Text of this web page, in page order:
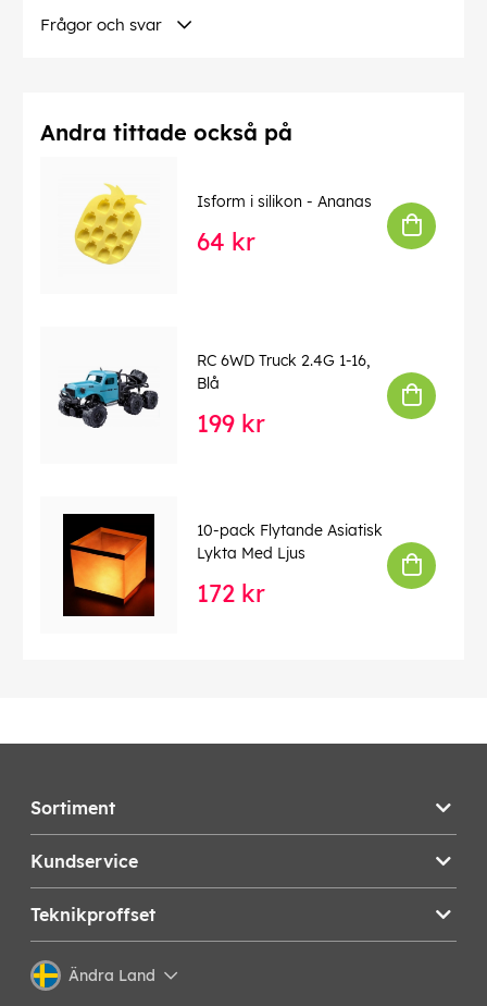
Frågor och svar
Andra tittade också på
Isform i silikon - Ananas
64 kr
RC 6WD Truck 2.4G 1-16,
Blå
199 kr
10-pack Flytande Asiatisk
Lykta Med Ljus
172 kr
Sortiment
Kundservice
Teknikproffset
Ändra Land